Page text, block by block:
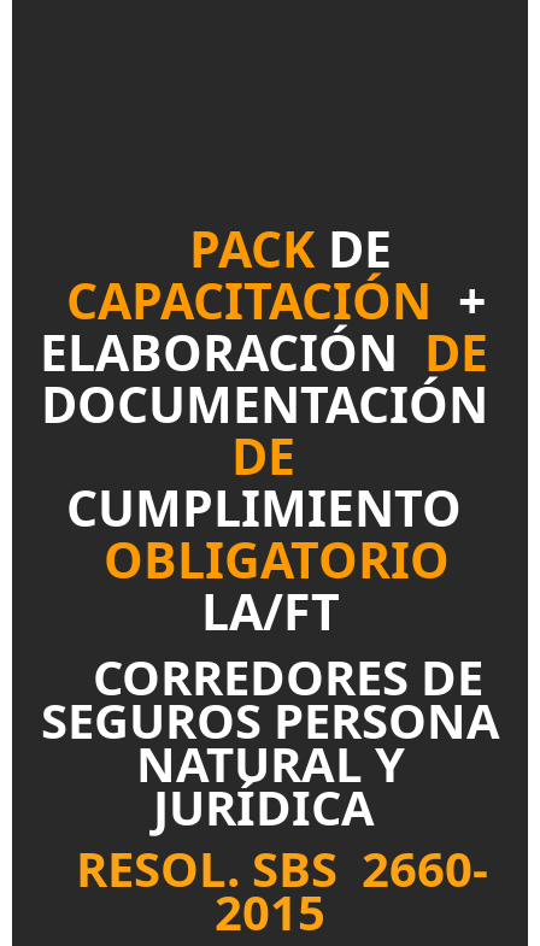
PACKDE
CAPACITACIÓN +
ELABORACIÓN DE
DOCUMENTACIÓN
DE
CUMPLIMIENTO
OBLIGATORIO
LA/FT
CORREDORES DE
SEGUROS PERSONA
NATURAL Y
JURÍDICA
RESOL. SBS 2660-
2015